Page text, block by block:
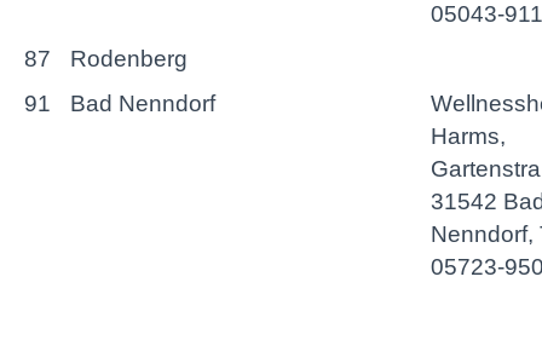
05043-
87
Rodenberg
91
Bad Nenndorf
Harms,
31542
Nenndorf,
05723-